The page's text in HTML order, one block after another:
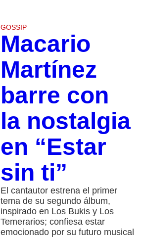
GOSSIP
Macario
Martínez
barre con
la nostalgia
en “Estar
sin ti”
El cantautor estrena el primer
tema de su segundo álbum,
inspirado en Los Bukis y Los
Temerarios; confiesa estar
emocionado por su futuro musical